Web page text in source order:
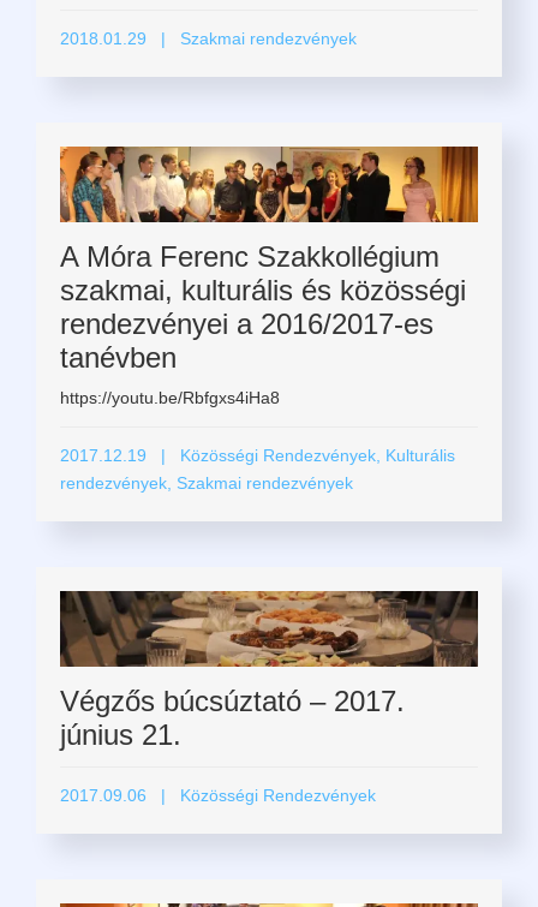
2018.01.29 | Szakmai rendezvények
A Móra Ferenc Szakkollégium
szakmai, kulturális és közösségi
rendezvényei a 2016/2017-es
tanévben
https://youtu.be/Rbfgxs4iHa8
2017.12.19 | Közösségi Rendezvények, Kulturális
rendezvények, Szakmai rendezvények
Végzős búcsúztató – 2017.
június 21.
2017.09.06 | Közösségi Rendezvények